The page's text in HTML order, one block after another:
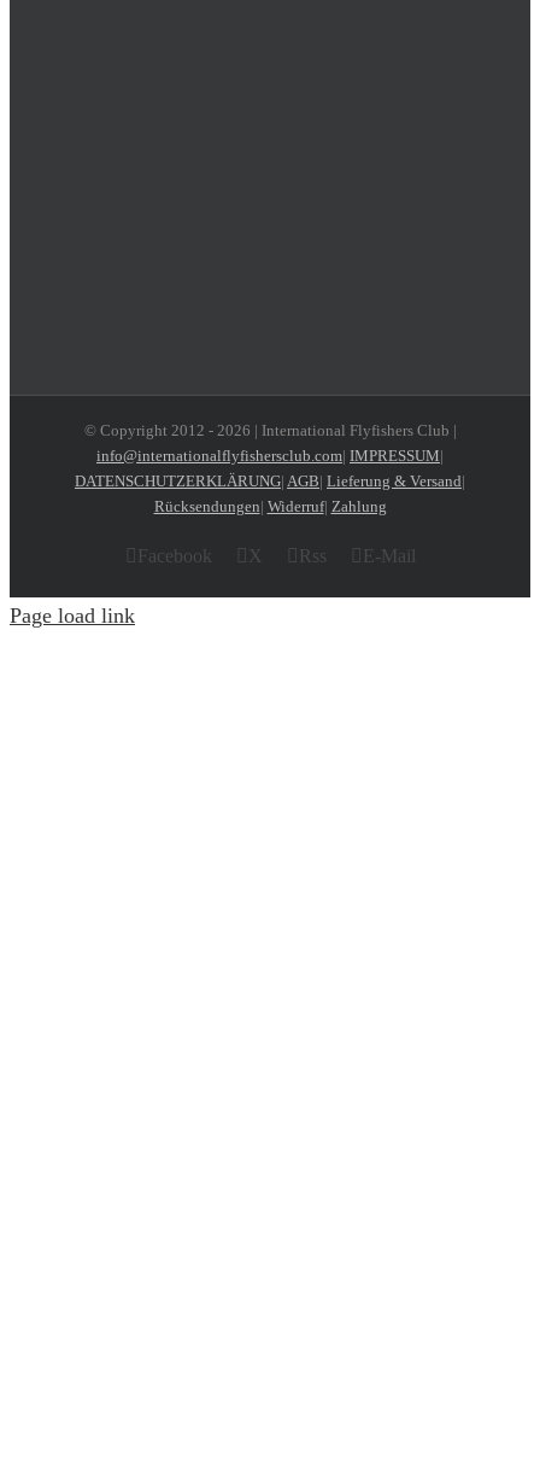
© Copyright 2012 - 2026 | International Flyfishers Club |
info@internationalflyfishersclub.com| IMPRESSUM|
DATENSCHUTZERKLÄRUNG| AGB| Lieferung & Versand|
Rücksendungen| Widerruf| Zahlung
Facebook X Rss E-Mail
Page load link